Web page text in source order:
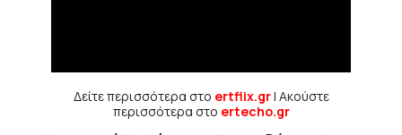
Δείτε περισσότερα στο ertflix.gr| Ακούστε
περισσότερα στο ertecho.gr